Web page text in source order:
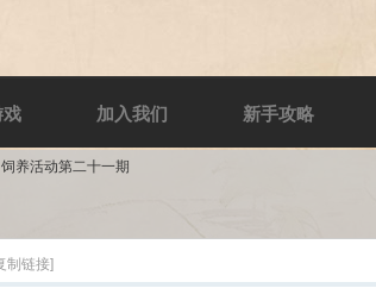
戏 加入我们 新手攻略
饲养活动第二十一期
制链接]